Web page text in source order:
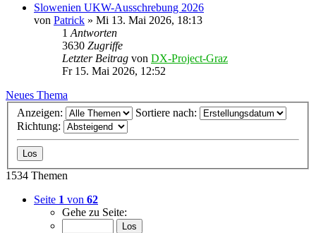
Slowenien UKW-Ausschrebung 2026
von Patrick » Mi 13. Mai 2026, 18:13
1 Antworten
3630 Zugriffe
Letzter Beitrag von DX-Project-Graz
Fr 15. Mai 2026, 12:52
Neues Thema
Anzeigen:
Sortiere nach:
Richtung:
1534 Themen
Seite 1 von 62
Gehe zu Seite: